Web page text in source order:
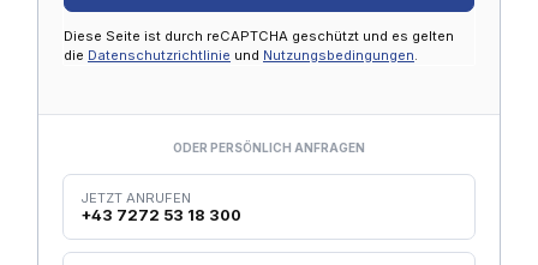
Diese Seite ist durch reCAPTCHA geschützt und es gelten
die Datenschutzrichtlinie und Nutzungsbedingungen.
ODER PERSÖNLICH ANFRAGEN
JETZT ANRUFEN
+43 7272 53 18 300